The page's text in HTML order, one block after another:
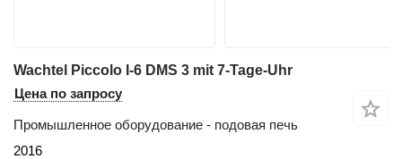
Wachtel Piccolo I-6 DMS 3 mit 7-Tage-Uhr
Цена по запросу
Промышленное оборудование - подовая печь
2016